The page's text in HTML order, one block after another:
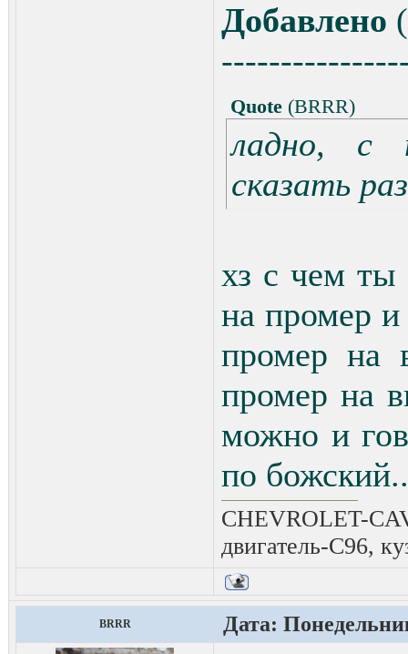
Добавлено
Quote (BRRR)
ладно, с
сказать
хз с чем ты
на промер
промер на
промер на
можно и
по
CHEVROLET-
двигатель-C96,
BRRR Дата: